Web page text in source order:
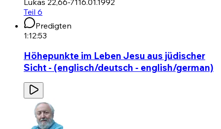
Teil 6
Predigten
1:12:53
Höhepunkte im Leben Jesu aus jüdischer
Sicht - (englisch/deutsch - english/german)